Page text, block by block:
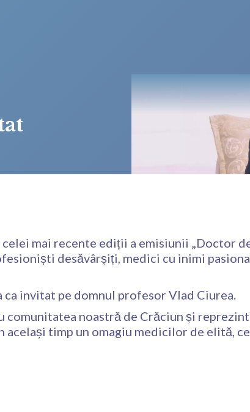
mai recente ediții a emisiunii „Doctor
desăvârșiți, medici cu inimi
invitat pe domnul profesor Vlad Ciurea.
comunitatea noastră de Crăciun și
timp un omagiu medicilor de elită,